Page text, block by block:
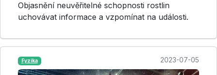
Objasnění neuvěřitelné schopnosti rostlin
uchovávat informace a vzpomínat na události.
Fyzika 2023-07-05